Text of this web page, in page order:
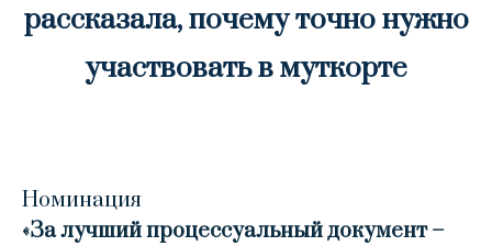
рассказала, почему точно нужно
участвовать в муткорте
Номинация
«За лучший процессуальный документ –